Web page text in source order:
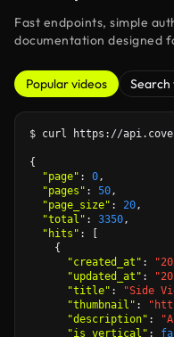
Fast endpoints, simple
documentation designed
Popular videos Search
$ curl https://
{
"page" : 0,
"pages" : 50,
"page_size" : 20,
"total" : 3350,
"hits" : [
    {
"created_at" :
"updated_at" :
"title" :
"Side
"thumbnail" :
"description" :
"is_vertical" :